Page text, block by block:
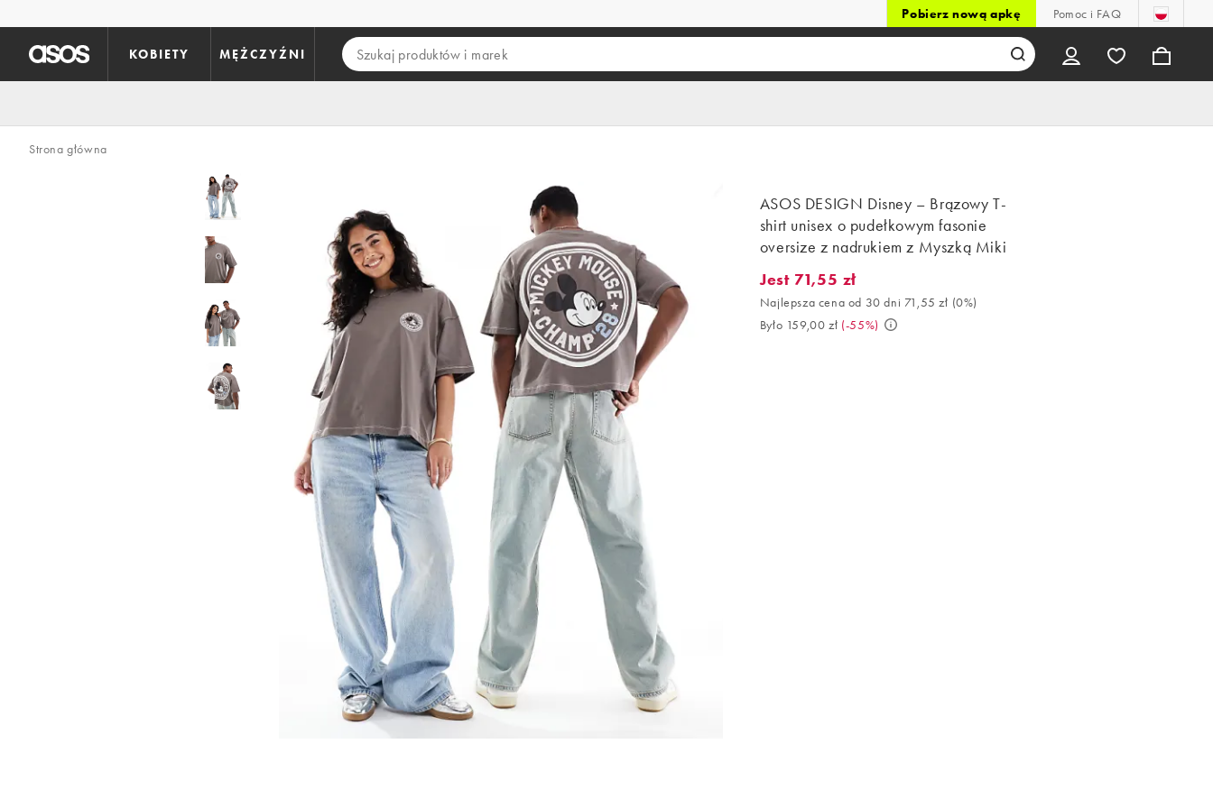
Pobierz nową apkę Pomoc i FAQ
KOBIETY MĘŻCZYŹNI
Strona główna
ASOS DESIGN Disney – Brązowy T-
shirt unisex o pudełkowym fasonie
oversize z nadrukiem z Myszką Miki
Jest 71,55 zł. Najlepsza cena od 30 dni 71,55 zł (0%). Było 159,00 zł. (-
Jest 71,55 zł
Najlepsza cena od 30 dni 71,55 zł (0%)
Było 159,00 zł (-55%)